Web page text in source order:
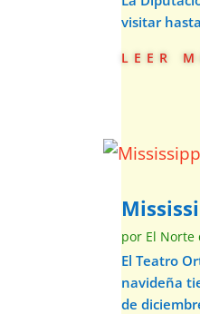
visitar
leer
por El Norte
El Teatro
navideña
de